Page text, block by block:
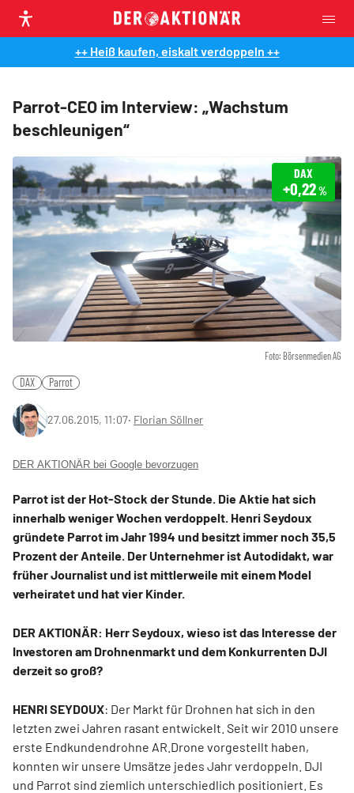
++ Heiß kaufen, eiskalt verdoppeln ++
Parrot-CEO im Interview: „Wachstum
beschleunigen“
Foto: Börsenmedien AG
DAX
+0,22%
DAX Parrot
27.06.2015, 11:07‧ Florian Söllner
DER AKTIONÄR bei Google bevorzugen
Parrot ist der Hot-Stock der Stunde. Die Aktie hat sich
innerhalb weniger Wochen verdoppelt. Henri Seydoux
gründete Parrot im Jahr 1994 und besitzt immer noch 35,5
Prozent der Anteile. Der Unternehmer ist Autodidakt, war
früher Journalist und ist mittlerweile mit einem Model
verheiratet und hat vier Kinder.
DER AKTIONÄR: Herr Seydoux, wieso ist das Interesse der
Investoren am Drohnenmarkt und dem Konkurrenten DJI
derzeit so groß?
HENRI SEYDOUX: Der Markt für Drohnen hat sich in den
letzten zwei Jahren rasant entwickelt. Seit wir 2010 unsere
erste Endkundendrohne AR.Drone vorgestellt haben,
konnten wir unsere Umsätze jedes Jahr verdoppeln. DJI
und Parrot sind ziemlich unterschiedlich positioniert. Es